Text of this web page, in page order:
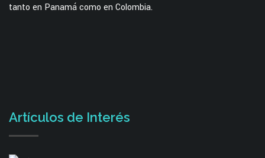
tanto en Panamá como en Colombia.
Artículos de Interés